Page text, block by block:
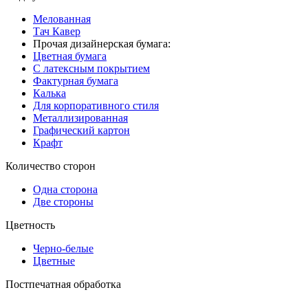
Мелованная
Тач Кавер
Прочая дизайнерская бумага:
Цветная бумага
С латексным покрытием
Фактурная бумага
Калька
Для корпоративного стиля
Металлизированная
Графический картон
Крафт
Количество сторон
Одна сторона
Две стороны
Цветность
Черно-белые
Цветные
Постпечатная обработка